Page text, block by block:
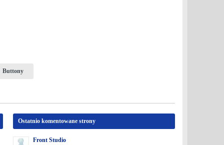
Buttony
Ostatnio komentowane strony
Front Studio